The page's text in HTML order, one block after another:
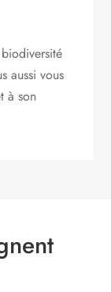
aussi vous
à son